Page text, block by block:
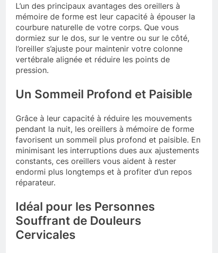
L’un des principaux avantages des oreillers à
mémoire de forme est leur capacité à épouser la
courbure naturelle de votre corps. Que vous
dormiez sur le dos, sur le ventre ou sur le côté,
l’oreiller s’ajuste pour maintenir votre colonne
vertébrale alignée et réduire les points de
pression.
Un Sommeil Profond et Paisible
Grâce à leur capacité à réduire les mouvements
pendant la nuit, les oreillers à mémoire de forme
favorisent un sommeil plus profond et paisible. En
minimisant les interruptions dues aux ajustements
constants, ces oreillers vous aident à rester
endormi plus longtemps et à profiter d’un repos
réparateur.
Idéal pour les Personnes
Souffrant de Douleurs
Cervicales